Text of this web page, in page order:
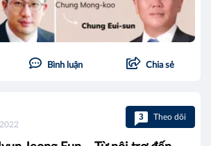
Bình luận Chia sẻ
3 Theo dõi